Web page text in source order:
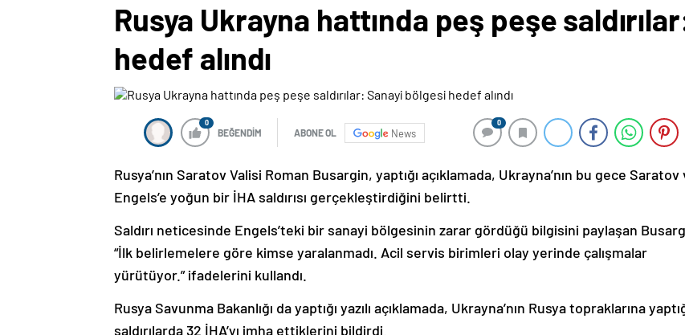
Rusya Ukrayna hattında peş peşe
hedef alındı
0
BEĞENDİM ABONE OL News
0
Rusya’nın Saratov Valisi Roman Busargin, yaptığı açıklamada, Ukrayna’nın bu gece Saratov
Engels’e yoğun bir İHA saldırısı gerçekleştirdiğini belirtti.
Saldırı neticesinde Engels’teki bir sanayi bölgesinin zarar gördüğü bilgisini paylaşan
“İlk belirlemelere göre kimse yaralanmadı. Acil servis birimleri olay yerinde çalışmalar
yürütüyor.” ifadelerini kullandı.
Rusya Savunma Bakanlığı da yaptığı yazılı açıklamada, Ukrayna’nın Rusya topraklarına
saldırılarda 32 İHA’yı imha ettiklerini bildirdi.